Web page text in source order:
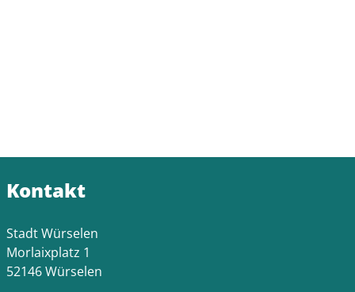
Kontakt
Stadt Würselen
Morlaixplatz 1
52146 Würselen